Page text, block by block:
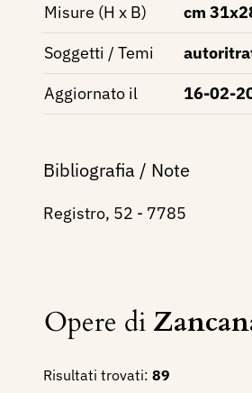
Misure (H x B)
cm
Soggetti / Temi
Aggiornato il
16-02-
Bibliografia / Note
Registro, 52 - 7785
Opere di
Risultati trovati: 89